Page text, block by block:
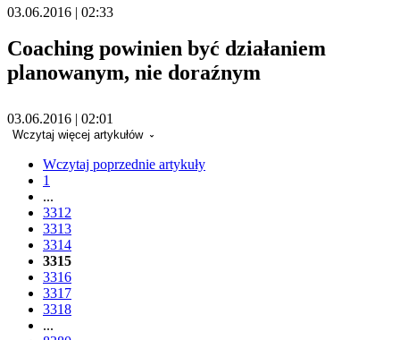
03.06.2016 | 02:33
Coaching powinien być działaniem
planowanym, nie doraźnym
03.06.2016 | 02:01
Wczytaj więcej artykułów
Wczytaj poprzednie artykuły
1
...
3312
3313
3314
3315
3316
3317
3318
...